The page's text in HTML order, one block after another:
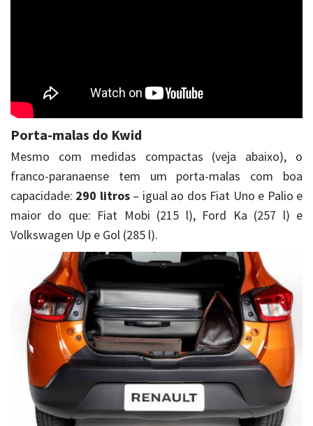
Porta-malas do Kwid
Mesmo com medidas compactas (veja abaixo), o
franco-paranaense tem um porta-malas com boa
capacidade: 290 litros– igual ao dos Fiat Uno e Palio e
maior do que: Fiat Mobi (215 l), Ford Ka (257 l) e
Volkswagen Up e Gol (285 l).